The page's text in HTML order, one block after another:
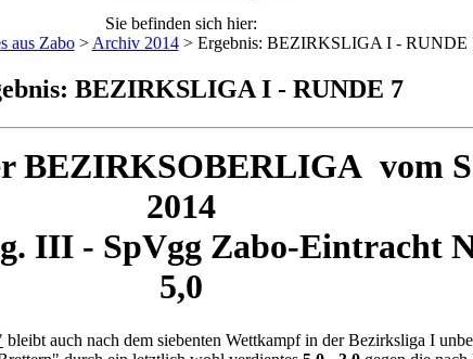
Sie befinden sich hier:
aus Zabo> Archiv 2014> Ergebnis: BEZIRKSLIGA I - RUNDE
BEZIRKSLIGA I - RUNDE 7
BEZIRKSOBERLIGA vom
2014
III - SpVgg Zabo-
5,0
bleibt auch nach dem siebenten Wettkampf in der Bezirksliga I